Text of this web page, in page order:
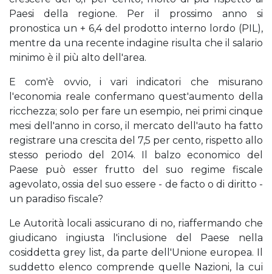
Paesi della regione. Per il prossimo anno si
pronostica un + 6,4 del prodotto interno lordo (PIL),
mentre da una recente indagine risulta che il salario
minimo è il più alto dell'area.
E com'è ovvio, i vari indicatori che misurano
l'economia reale confermano quest'aumento della
ricchezza; solo per fare un esempio, nei primi cinque
mesi dell'anno in corso, il mercato dell'auto ha fatto
registrare una crescita del 7,5 per cento, rispetto allo
stesso periodo del 2014. Il balzo economico del
Paese può esser frutto del suo regime fiscale
agevolato, ossia del suo essere - de facto o di diritto -
un paradiso fiscale?
Le Autorità locali assicurano di no, riaffermando che
giudicano ingiusta l'inclusione del Paese nella
cosiddetta grey list, da parte dell'Unione europea. Il
suddetto elenco comprende quelle Nazioni, la cui